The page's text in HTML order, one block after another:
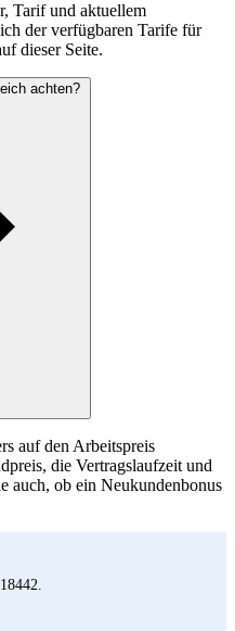
Tarif und aktuellem
der verfügbaren Tarife für
dieser Seite.
achten?
auf den Arbeitspreis
die Vertragslaufzeit und
auch, ob ein Neukundenbonus